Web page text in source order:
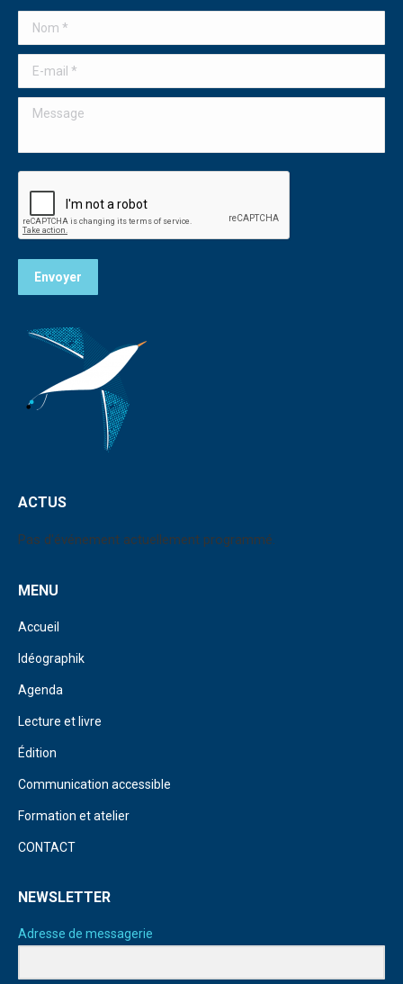
s'ouvre
nouvelle
fenêtre
Nom *
E-mail *
Message
Envoyer
ACTUS
Pas d'événement actuellement programmé.
MENU
Accueil
Idéographik
Agenda
Lecture et livre
Édition
Communication accessible
Formation et atelier
CONTACT
NEWSLETTER
Adresse de messagerie